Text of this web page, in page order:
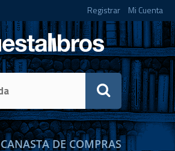
Registrar Mi Cuenta
CANASTA DE COMPRAS